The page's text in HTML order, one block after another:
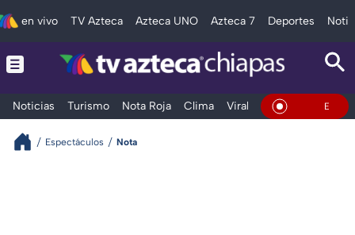
en vivo TV Azteca Azteca UNO Azteca 7 Deportes
Noticias Turismo Nota Roja Clima Viral y Tendencia En Vivo
Espectáculos Nota